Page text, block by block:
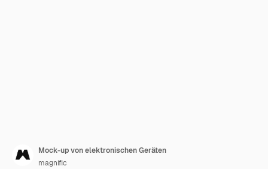
Mock-up von elektronischen Geräten
magnific